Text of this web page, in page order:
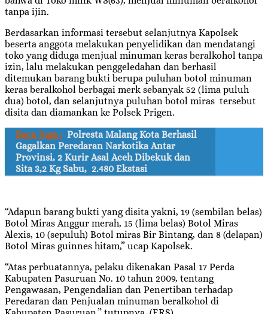
tanpa ijin.
Berdasarkan informasi tersebut selanjutnya Kapolsek
beserta anggota melakukan penyelidikan dan mendatangi
toko yang diduga menjual minuman keras beralkohol tanpa
izin, lalu melakukan penggeledahan dan berhasil
ditemukan barang bukti berupa puluhan botol minuman
keras beralkohol berbagai merk sebanyak 52 (lima puluh
dua) botol, dan selanjutnya puluhan botol miras tersebut
disita dan diamankan ke Polsek Prigen.
Baca Juga : Polresta Malang Kota Berhasil
Gagalkan Peredaran Narkotika Antar
Provinsi, 2 Kurir Asal Aceh Dibekuk dan
Sita 3,2 Kg Sabu, 2.480 Ekstasi
“Adapun barang bukti yang disita yakni, 19 (sembilan belas)
Botol Miras Anggur merah, 15 (lima belas) Botol Miras
Alexis, 10 (sepuluh) Botol miras Bir Bintang, dan 8 (delapan)
Botol Miras guinnes hitam,” ucap Kapolsek.
“Atas perbuatannya, pelaku dikenakan Pasal 17 Perda
Kabupaten Pasuruan No. 10 tahun 2009, tentang
Pengawasan, Pengendalian dan Penertiban terhadap
Peredaran dan Penjualan minuman beralkohol di